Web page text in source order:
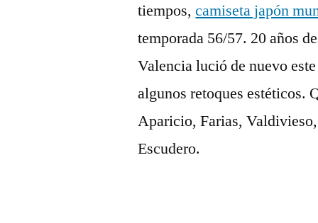
tiempos,camiseta japón
temporada 56/57. 20 años
Valencia lució de nuevo
algunos retoques estéticos.
Aparicio, Farias,
Escudero.